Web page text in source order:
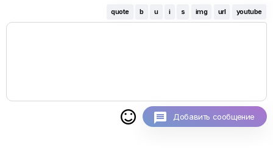
quote b u i s img url youtube
 Добавить сообщение